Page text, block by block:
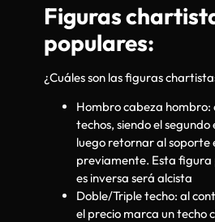
Figuras
populares:
¿Cuáles son las figuras
Hombro cabeza
techos, siendo el
luego retornar al soporte
previamente. Esta figura
es inversa será alcista
Doble/Triple techo: al
el precio marca un techo